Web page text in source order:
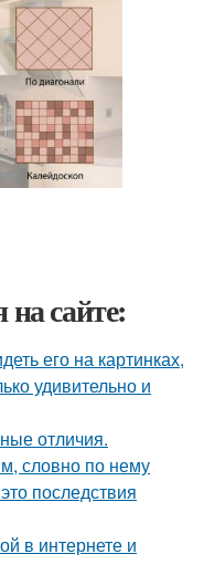
сайте:
его на картинках,
удивительно и
отличия.
словно по нему
последствия
в интернете и